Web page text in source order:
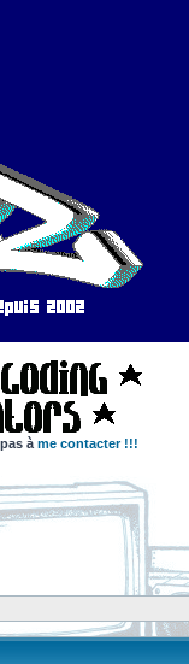
à me contacter !!!